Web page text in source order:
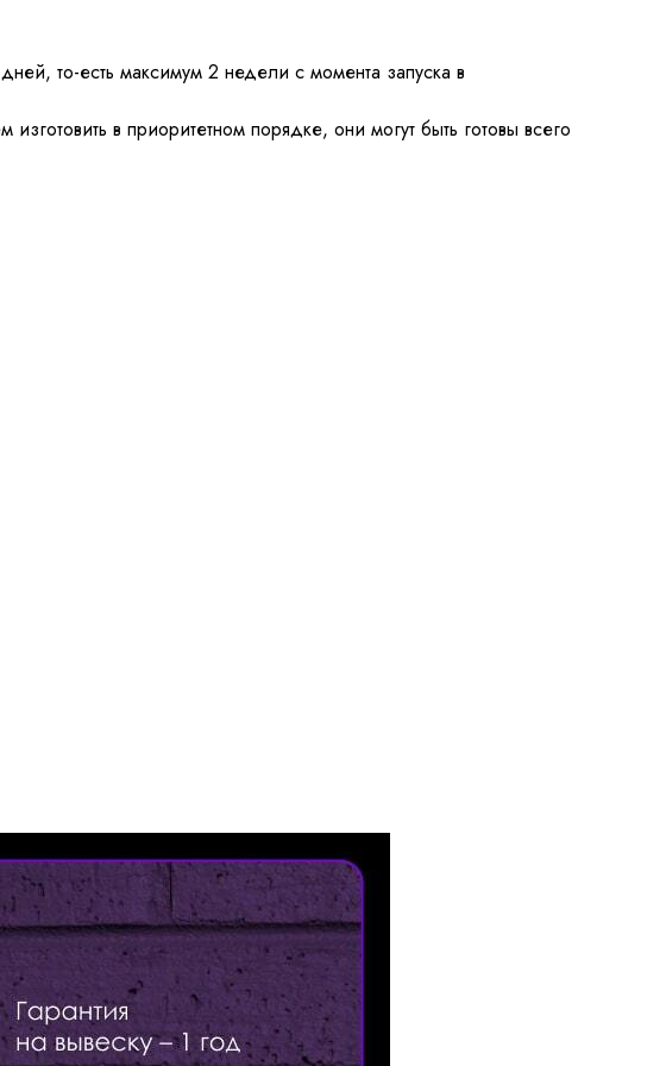
то-есть максимум 2 недели с момента запуска в
в приоритетном порядке, они могут быть готовы всего